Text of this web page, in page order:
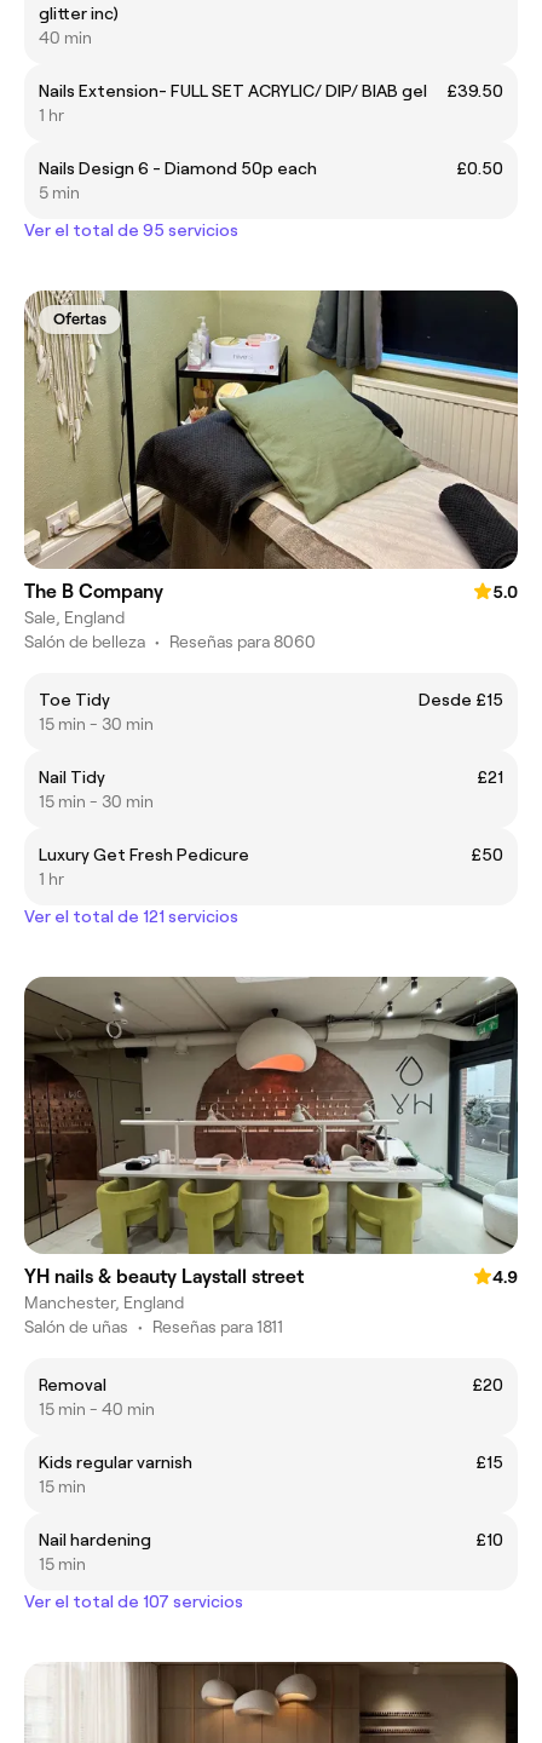
glitter inc)
40 min
Nails Extension- FULL SET ACRYLIC/ DIP/ BIAB gel
£39.50
1 hr
Nails Design 6 - Diamond 50p each
£0.50
5 min
Ver el total de 95 servicios
Ofertas
The B Company
5.0
Sale, England
Salón de belleza • Reseñas para 8060
Toe Tidy
Desde £15
15 min - 30 min
Nail Tidy
£21
15 min - 30 min
Luxury Get Fresh Pedicure
£50
1 hr
Ver el total de 121 servicios
YH nails & beauty Laystall street
4.9
Manchester, England
Salón de uñas • Reseñas para 1811
Removal
£20
15 min - 40 min
Kids regular varnish
£15
15 min
Nail hardening
£10
15 min
Ver el total de 107 servicios